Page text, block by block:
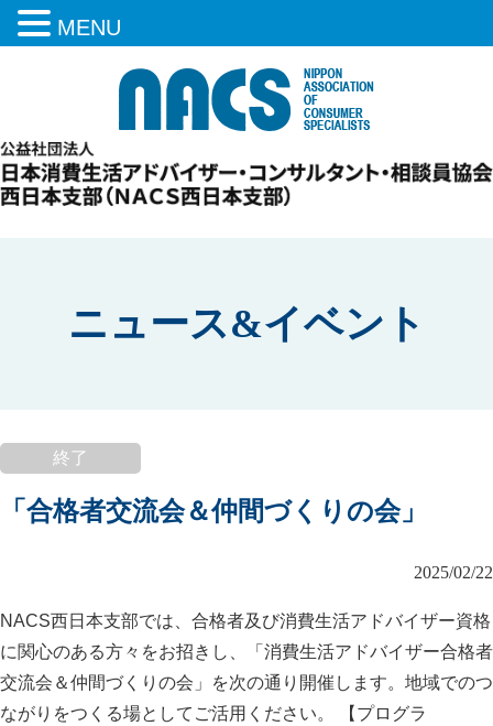
ニュース&イベント
終了
「合格者交流会＆仲間づくりの会」
2025/02/22
NACS西日本支部では、合格者及び消費生活アドバイザー資格
に関心のある方々をお招きし、「消費生活アドバイザー合格者
交流会＆仲間づくりの会」を次の通り開催します。地域でのつ
ながりをつくる場としてご活用ください。 【プログラ
MENU